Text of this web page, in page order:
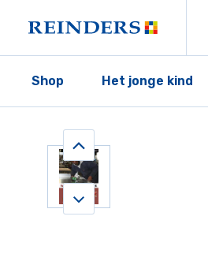
Shop Het jonge kind